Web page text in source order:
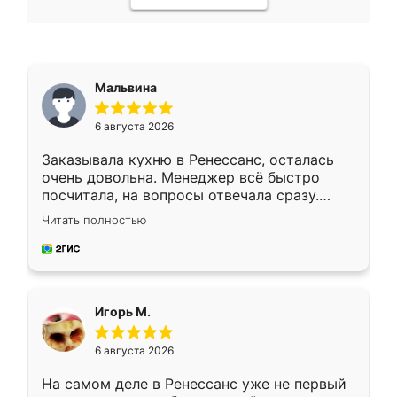
Мальвина
6 августа 2026
Заказывала кухню в Ренессанс, осталась
очень довольна. Менеджер всё быстро
посчитала, на вопросы отвечала сразу.
Замерщик приехал в субботу, подошёл к
делу со всей ответственностью. Собрали
за день, ребята работали аккуратно, даже
Читать полностью
Игорь М.
6 августа 2026
На самом деле в Ренессанс уже не первый